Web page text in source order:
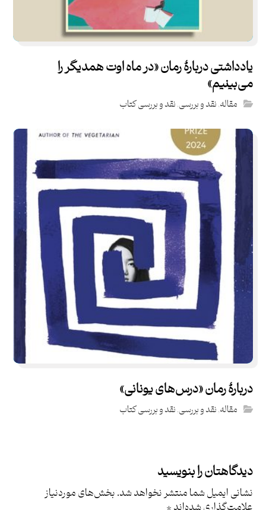
یادداشتی دربارۀ رمان «در ماه اوت همدیگر را
می‌بینیم»
مقاله,نقد و بررسی,نقد و بررسی کتاب
دربارۀ رمان «درس‌های یونانی»
مقاله,نقد و بررسی,نقد و بررسی کتاب
دیدگاهتان را بنویسید
نشانی ایمیل شما منتشر نخواهد شد.بخش‌های موردنیاز